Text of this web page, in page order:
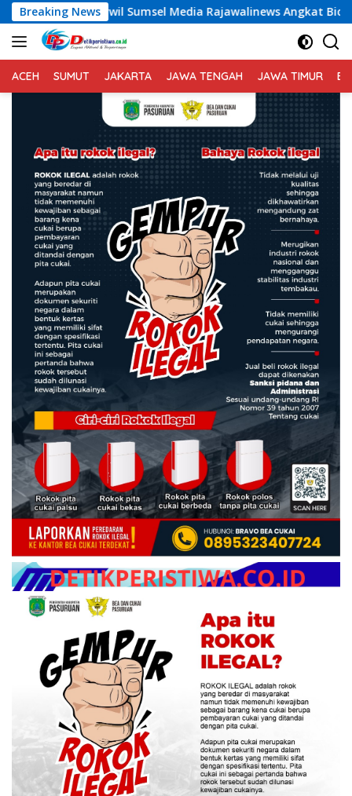
Langsung
ke
konten
Breaking News
Media Rajawalinews Angkat Bicara Dugaan Penggelapan
ACEH SUMUT JAKARTA JAWA TENGAH JAWA TIMUR